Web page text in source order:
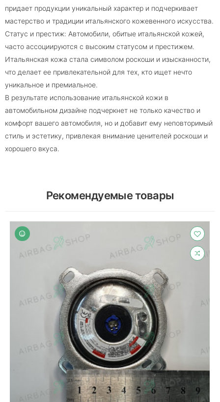
придает продукции уникальный характер и подчеркивает
мастерство и традиции итальянского кожевенного искусства.
Статус и престиж: Автомобили, обитые итальянской кожей,
часто ассоциируются с высоким статусом и престижем.
Итальянская кожа стала символом роскоши и изысканности,
что делает ее привлекательной для тех, кто ищет нечто
уникальное и премиальное.
В результате использование итальянской кожи в
автомобильном дизайне подчеркнет не только качество и
комфорт вашего автомобиля, но и добавит ему неповторимый
стиль и эстетику, привлекая внимание ценителей роскоши и
хорошего вкуса.
Рекомендуемые товары